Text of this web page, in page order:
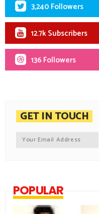
3,240 Followers
12.7k Subscribers
136 Followers
GET IN TOUCH
POPULAR